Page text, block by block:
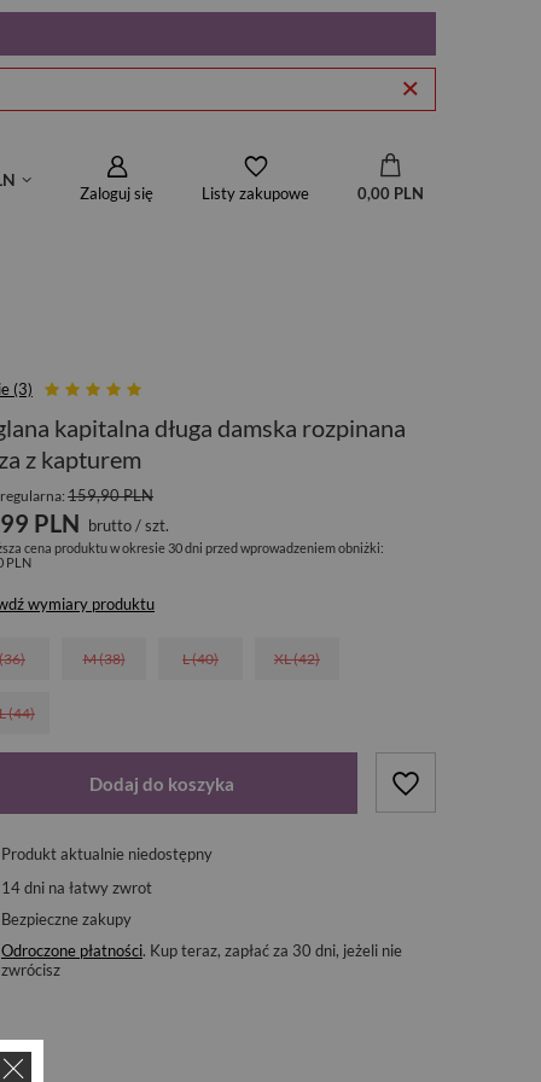
Zaloguj się Listy zakupowe 0,00 PLN
(3)
kapitalna długa damska rozpinana
z kapturem
159,90 PLN
PLN brutto/szt.
cena produktu w okresie 30 dni przed wprowadzeniem obniżki:
PLN
wymiary produktu
M (38) L (40) XL (42)
(44)
Dodaj do koszyka
Produkt aktualnie niedostępny
14dni na łatwy zwrot
Bezpieczne zakupy
Odroczone płatności. Kup teraz, zapłać za 30 dni, jeżeli nie
zwrócisz